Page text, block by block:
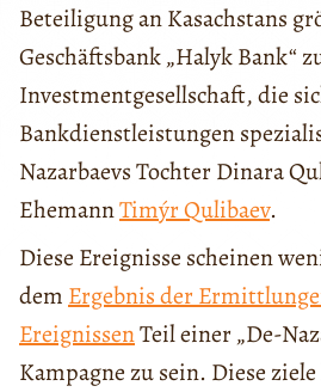
Beteiligung an Kasachstans
Geschäftsbank „Halyk Bank“
Investmentgesellschaft, die
Bankdienstleistungen
Nazarbaevs Tochter Dinara
EhemannTimýr Qulibaev.
Diese Ereignisse scheinen
dem Ergebnis der
EreignissenTeil einer „De-
Kampagne zu sein. Diese